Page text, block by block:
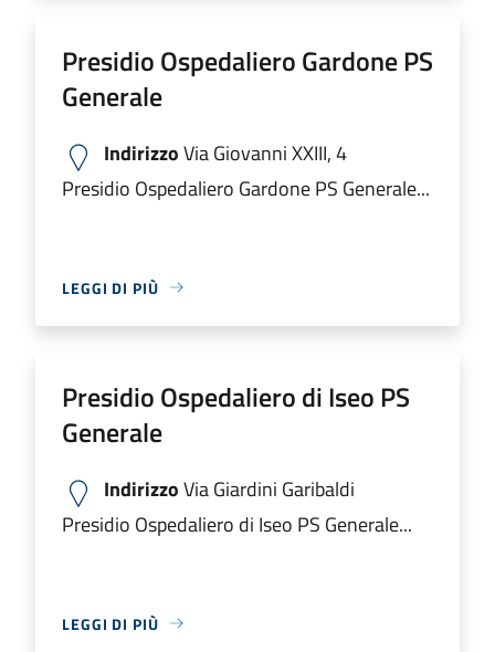
Presidio Ospedaliero Gardone PS
Generale
IndirizzoVia Giovanni XXIII, 4
Presidio Ospedaliero Gardone PS Generale...
LEGGI DI PIÙ
Presidio Ospedaliero di Iseo PS
Generale
IndirizzoVia Giardini Garibaldi
Presidio Ospedaliero di Iseo PS Generale...
LEGGI DI PIÙ